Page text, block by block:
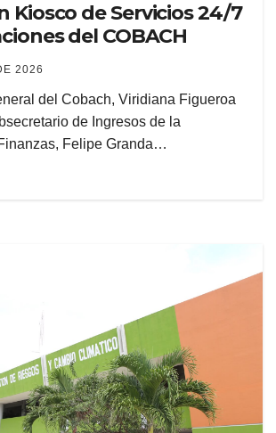
Kiosco de Servicios 24/7
del COBACH
2026
del Cobach, Viridiana Figueroa
de Ingresos de la
Felipe Granda…